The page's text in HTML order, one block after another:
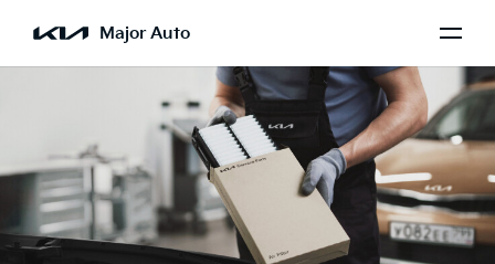
Major Auto